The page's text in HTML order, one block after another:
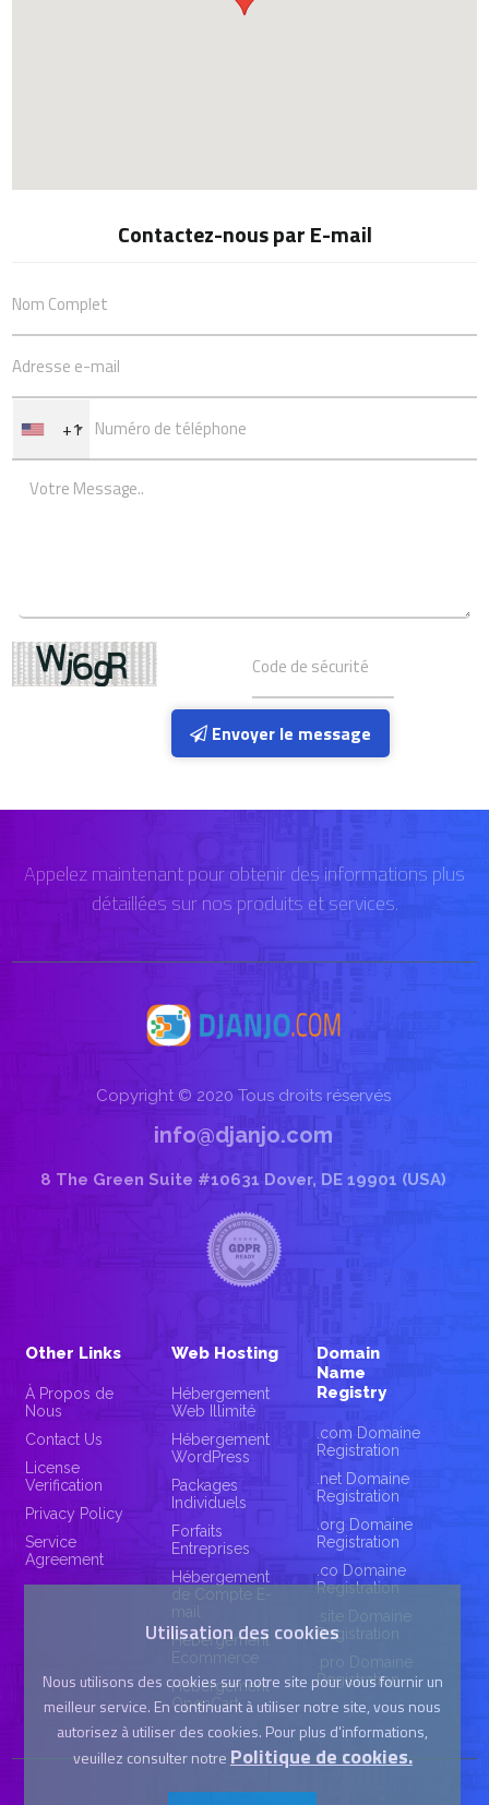
Contactez-nous par E-mail
+1
Envoyer le message
Appelez maintenant pour obtenir des informations plus
détaillées sur nos produits et services.
Copyright © 2020 Tous droits réservés
info@djanjo.com
8 The Green Suite #10631 Dover, DE 19901 (USA)
Other Links
À Propos de
Nous
Contact Us
License
Verification
Privacy Policy
Service
Agreement
Web Hosting
Hébergement
Web Illimité
Hébergement
WordPress
Packages
Individuels
Forfaits
Entreprises
Hébergement
de Compte E-
mail
Hébergement
Ecommerce
Hébergement
OpenCart
Domain
Name
Registry
.com Domaine
Registration
.net Domaine
Registration
.org Domaine
Registration
.co Domaine
Registration
.site Domaine
Registration
.pro Domaine
Registration
Utilisation des cookies
Nous utilisons des cookies sur notre site pour vous fournir un
meilleur service. En continuant à utiliser notre site, vous nous
autorisez à utiliser des cookies. Pour plus d'informations,
veuillez consulter notre Politique de cookies.